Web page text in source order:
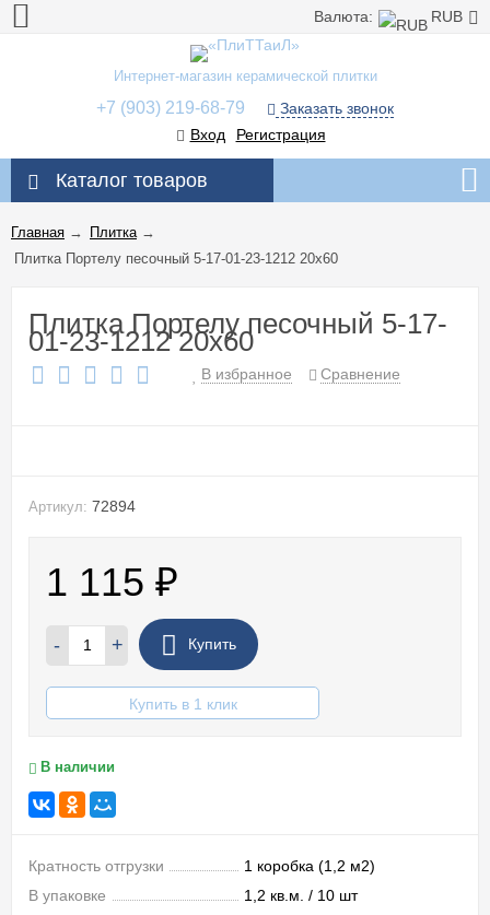
Валюта: RUB
Интернет-магазин керамической плитки
+7 (903) 219-68-79
Заказать звонок
Вход
Регистрация
Каталог товаров
Главная → Плитка→
Плитка Портелу песочный 5-17-01-23-1212 20x60
Плитка Портелу песочный 5-17-
01-23-1212 20x60
В избранное Сравнение
Артикул: 72894
1 115 ₽
- + Купить
Купить в 1 клик
В наличии
Кратность отгрузки
1 коробка (1,2 м2)
В упаковке
1,2 кв.м. / 10 шт